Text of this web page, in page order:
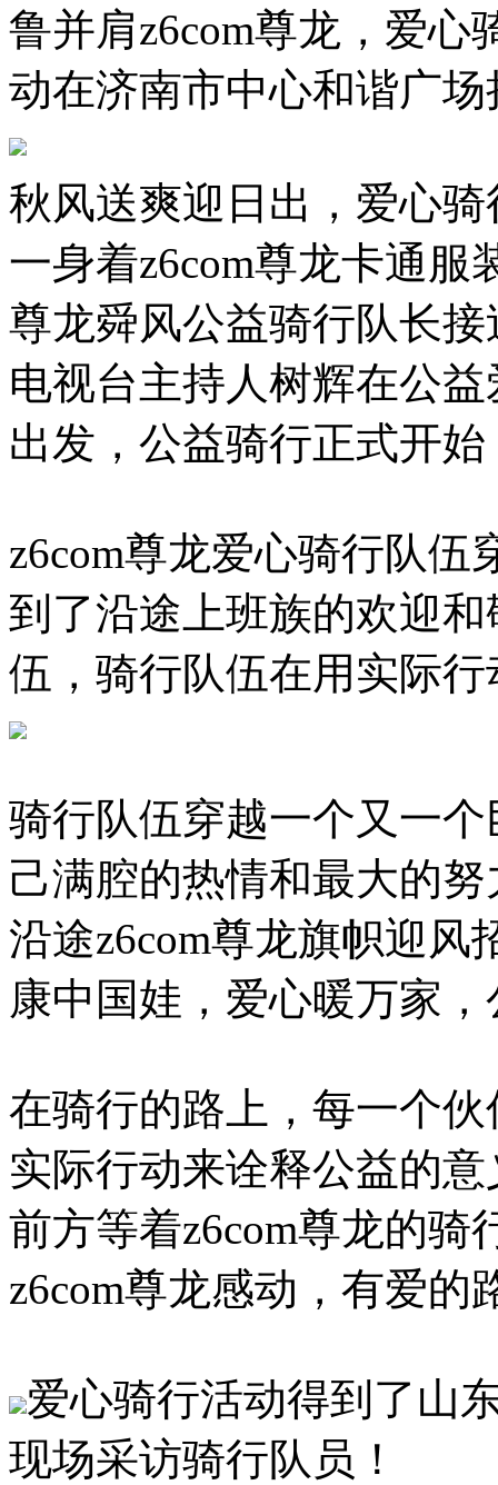
鲁并肩z6com尊龙，爱心
动在济南市中心和谐广
秋风送爽迎日出，爱心
一身着z6com尊龙卡通服
尊龙舜风公益骑行队长
电视台主持人树辉在公
出发，公益骑行正式开始
z6com尊龙爱心骑行队
到了沿途上班族的欢迎
伍，骑行队伍在用实际
骑行队伍穿越一个又一
己满腔的热情和最大的
沿途z6com尊龙旗帜迎风
康中国娃，爱心暖万家
在骑行的路上，每一个
实际行动来诠释公益的
前方等着z6com尊龙的
z6com尊龙感动，有爱的
爱心骑行活动得到了山
现场采访骑行队员！